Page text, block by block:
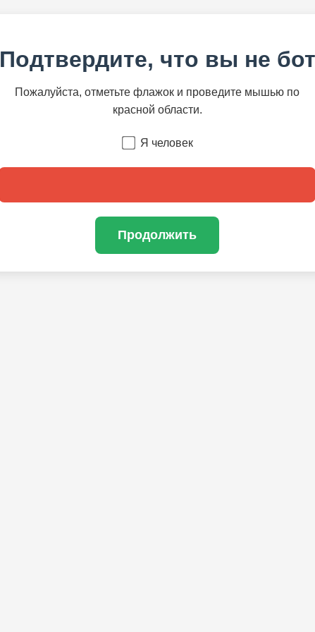
Подтвердите, что вы не бот
Пожалуйста, отметьте флажок и проведите мышью по
красной области.
Я человек
Продолжить